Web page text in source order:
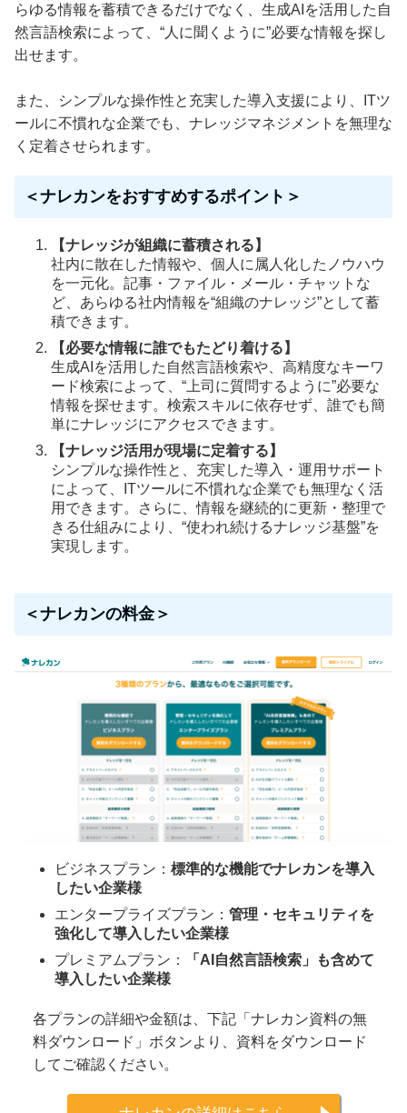
らゆる情報を蓄積できるだけでなく、生成AIを活用した自
然言語検索によって、“人に聞くように”必要な情報を探し
出せます。
また、シンプルな操作性と充実した導入支援により、ITツ
ールに不慣れな企業でも、ナレッジマネジメントを無理な
く定着させられます。
＜ナレカンをおすすめするポイント＞
【ナレッジが組織に蓄積される】
社内に散在した情報や、個人に属人化したノウハウ
を一元化。記事・ファイル・メール・チャットな
ど、あらゆる社内情報を“組織のナレッジ”として蓄
積できます。
【必要な情報に誰でもたどり着ける】
生成AIを活用した自然言語検索や、高精度なキーワ
ード検索によって、“上司に質問するように”必要な
情報を探せます。検索スキルに依存せず、誰でも簡
単にナレッジにアクセスできます。
【ナレッジ活用が現場に定着する】
シンプルな操作性と、充実した導入・運用サポート
によって、ITツールに不慣れな企業でも無理なく活
用できます。さらに、情報を継続的に更新・整理で
きる仕組みにより、“使われ続けるナレッジ基盤”を
実現します。
＜ナレカンの料金＞
ビジネスプラン： 標準的な機能でナレカンを導入
したい企業様
エンタープライズプラン： 管理・セキュリティを
強化して導入したい企業様
プレミアムプラン：
「AI自然言語検索」も含めて
導入したい企業様
各プランの詳細や金額は、下記「ナレカン資料の無
料ダウンロード」ボタンより、資料をダウンロード
してご確認ください。